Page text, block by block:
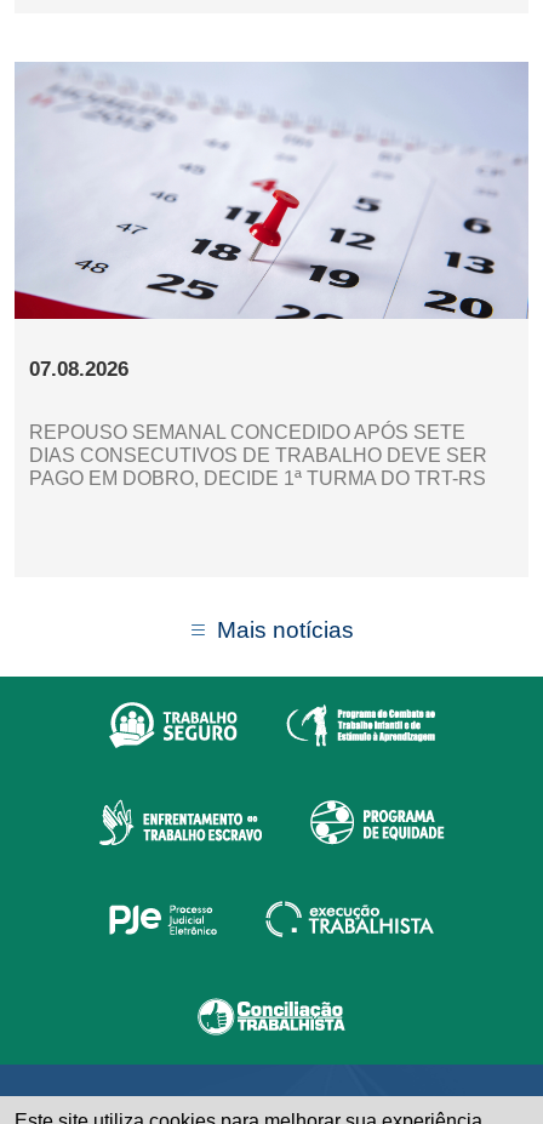
07.08.2026
REPOUSO SEMANAL CONCEDIDO APÓS SETE
DIAS CONSECUTIVOS DE TRABALHO DEVE SER
PAGO EM DOBRO, DECIDE 1ª TURMA DO TRT-RS
Mais notícias